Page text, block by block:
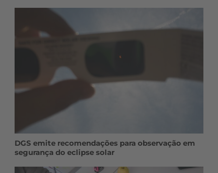
DGS emite recomendações para observação em
segurança do eclipse solar